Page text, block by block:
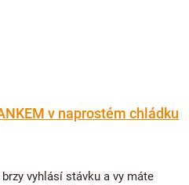
v naprostém chládku
vyhlásí stávku a vy máte